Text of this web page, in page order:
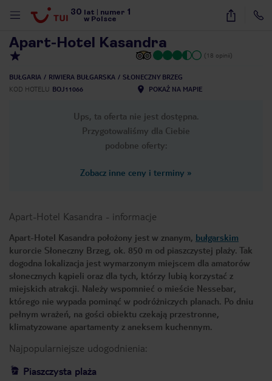
30 lat numer 1
w Polsce
20
Apart-Hotel Kasandra
(18 opinii)
BUŁGARIA RIWIERA BUŁGARSKA
SŁONECZNY BRZEG
KOD HOTELU BOJ11066 POKAŻ NA MAPIE
Ups, ta oferta nie jest dostępna.
Przygotowaliśmy dla Ciebie
podobne oferty:
Zobacz inne ceny i terminy »
Apart-Hotel Kasandra - informacje
Apart-Hotel Kasandra położony jest w znanym, bułgarskim
kurorcie Słoneczny Brzeg, ok. 850 m od piaszczystej plaży. Tak
dogodna lokalizacja jest wymarzonym miejscem dla amatorów
słonecznych kąpieli oraz dla tych, którzy lubią korzystać z
miejskich atrakcji. Należy wspomnieć o mieście Nessebar,
którego nie wypada pominąć w podróżniczych planach. Po dniu
pełnym wrażeń, na gości obiektu czekają przestronne,
klimatyzowane apartamenty z aneksem kuchennym.
Najpopularniejsze udogodnienia:
Piaszczysta plaża